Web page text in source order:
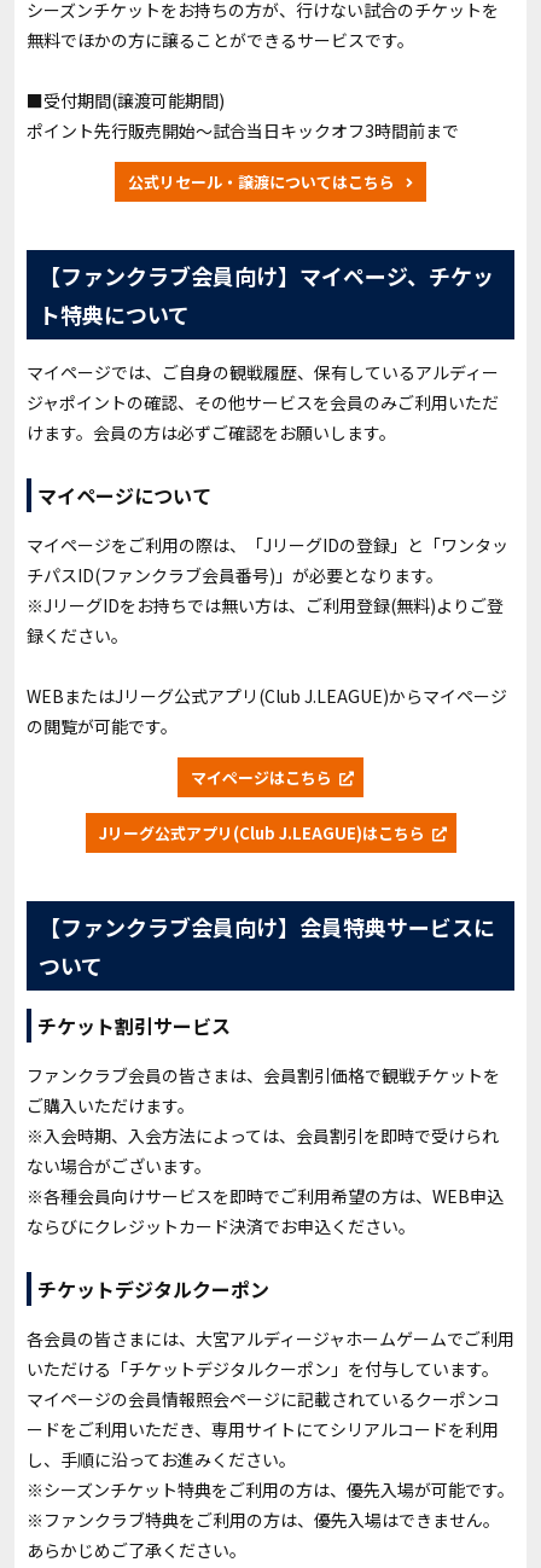
シーズンチケットをお持ちの方が、行けない試合のチケットを
無料でほかの方に譲ることができるサービスです。
■受付期間(譲渡可能期間)
ポイント先行販売開始～試合当日キックオフ3時間前まで
公式リセール・譲渡についてはこちら
【ファンクラブ会員向け】マイページ、チケッ
ト特典について
マイページでは、ご自身の観戦履歴、保有しているアルディー
ジャポイントの確認、その他サービスを会員のみご利用いただ
けます。会員の方は必ずご確認をお願いします。
マイページについて
マイページをご利用の際は、「JリーグIDの登録」と「ワンタッ
チパスID(ファンクラブ会員番号)」が必要となります。
※JリーグIDをお持ちでは無い方は、ご利用登録(無料)よりご登
録ください。
WEBまたはJリーグ公式アプリ(Club J.LEAGUE)からマイページ
の閲覧が可能です。
マイページはこちら
Jリーグ公式アプリ(Club J.LEAGUE)はこちら
【ファンクラブ会員向け】会員特典サービスに
ついて
チケット割引サービス
ファンクラブ会員の皆さまは、会員割引価格で観戦チケットを
ご購入いただけます。
※入会時期、入会方法によっては、会員割引を即時で受けられ
ない場合がございます。
※各種会員向けサービスを即時でご利用希望の方は、WEB申込
ならびにクレジットカード決済でお申込ください。
チケットデジタルクーポン
各会員の皆さまには、大宮アルディージャホームゲームでご利用
いただける「チケットデジタルクーポン」を付与しています。
マイページの会員情報照会ページに記載されているクーポンコ
ードをご利用いただき、専用サイトにてシリアルコードを利用
し、手順に沿ってお進みください。
※シーズンチケット特典をご利用の方は、優先入場が可能です。
※ファンクラブ特典をご利用の方は、優先入場はできません。
あらかじめご了承ください。